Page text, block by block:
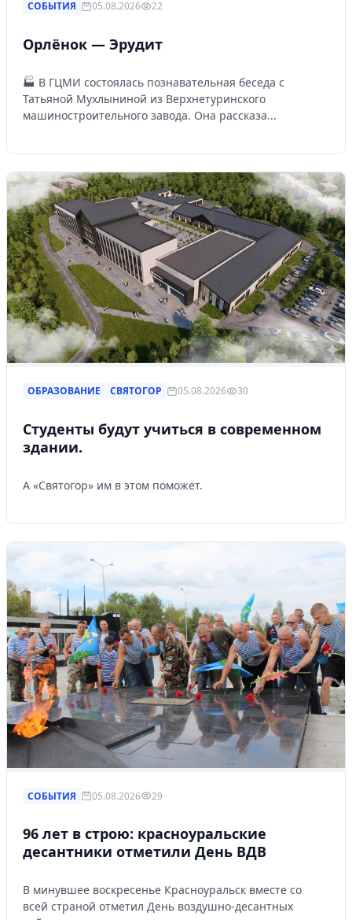
СОБЫТИЯ 05.08.2026 22
Орлёнок — Эрудит
🏭 В ГЦМИ состоялась познавательная беседа с
Татьяной Мухлыниной из Верхнетуринского
машиностроительного завода. Она рассказа...
ОБРАЗОВАНИЕ СВЯТОГОР 05.08.2026 30
Студенты будут учиться в современном
здании.
А «Святогор» им в этом поможет.
СОБЫТИЯ 05.08.2026 29
96 лет в строю: красноуральские
десантники отметили День ВДВ
В минувшее воскресенье Красноуральск вместе со
всей страной отметил День воздушно-десантных